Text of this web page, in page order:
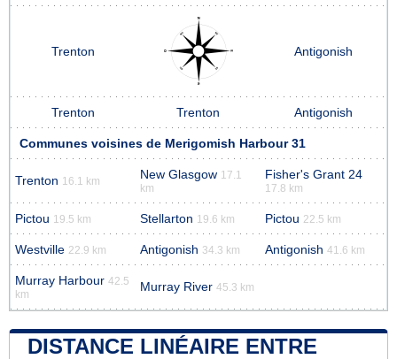
Trenton Antigonish
Trenton Trenton Antigonish
Communes voisines de Merigomish Harbour 31
Trenton 16.1 km New Glasgow 17.1
km
Fisher's Grant 24
17.8 km
Pictou 19.5 km Stellarton 19.6 km Pictou 22.5 km
Westville 22.9 km Antigonish 34.3 km Antigonish 41.6 km
Murray Harbour 42.5
km
Murray River 45.3 km
DISTANCE LINÉAIRE ENTRE